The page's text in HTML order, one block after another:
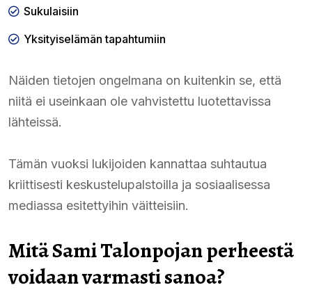
Sukulaisiin
Yksityiselämän tapahtumiin
Näiden tietojen ongelmana on kuitenkin se, että
niitä ei useinkaan ole vahvistettu luotettavissa
lähteissä.
Tämän vuoksi lukijoiden kannattaa suhtautua
kriittisesti keskustelupalstoilla ja sosiaalisessa
mediassa esitettyihin väitteisiin.
Mitä Sami Talonpojan perheestä
voidaan varmasti sanoa?